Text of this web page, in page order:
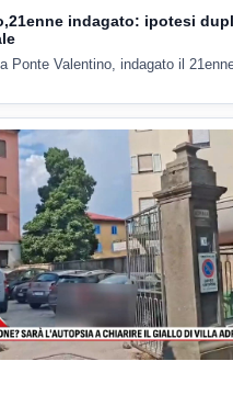
indagato: ipotesi
Ponte Valentino, indagato il